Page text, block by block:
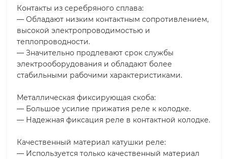
Контакты из серебряного сплава:
— Обладают низким контактным сопротивлением,
высокой электропроводимостью и
теплопроводности.
— Значительно продлевают срок службы
электрооборудования и обладают более
стабильными рабочими характеристиками.
Металлическая фиксирующая скоба:
— Большое усилие прижатия реле к колодке.
— Надежная фиксация реле в контактной колодке.
Качественный материал катушки реле:
— Используется только качественный материал